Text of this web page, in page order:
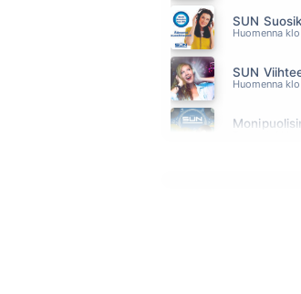
VIIVI
08.56
CHER
08.53
FINNTWIST
SUN
Huomenna
Huomenna